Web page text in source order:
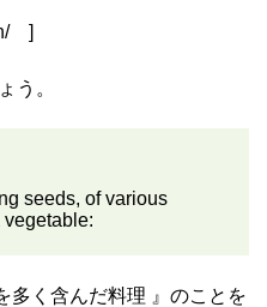
/]
う。
seeds, of various
多く含んだ料理 』のことを